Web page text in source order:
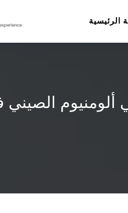
الرئيسية
ألومنيوم